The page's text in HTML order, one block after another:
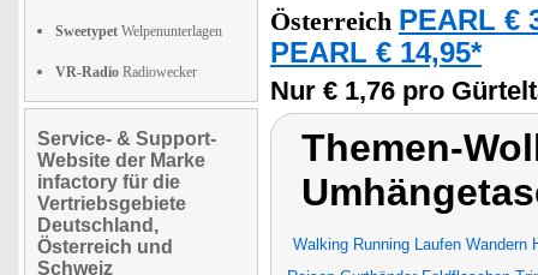
Sweetypet Welpenunterlagen
VR-Radio Radiowecker
Service- & Support-
Website der Marke
infactory für die
Vertriebsgebiete
Deutschland,
Österreich und
Schweiz
Österreich PEARL €
PEARL € 14,95*
Nur € 1,76 pro
Themen-
Walking Running Laufen